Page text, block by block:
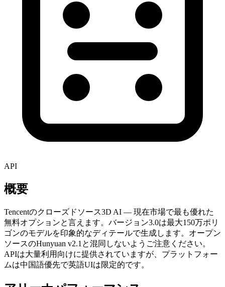
API
概要
Tencentのクローズドソース3D AI — 現在市場で最も優れた
無料オプションと言えます。バージョン3.0は最大150万ポリ
ゴンのモデルを印象的なディテールで生成します。オープン
ソースのHunyuan v2.1と混同しないようご注意ください。
APIは大量利用向けに提供されていますが、プラットフォー
ムは中国語優先で英語UIは限定的です。